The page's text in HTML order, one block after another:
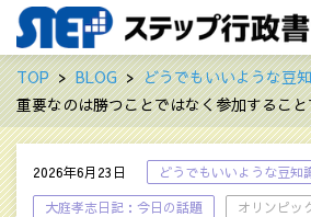
TOP BLOG どうでもいいような豆
重要なのは勝つことではなく参加するこ
2026年6月23日
どうでもいいような豆知
大庭孝志日記：今日の話題
オリンピッ